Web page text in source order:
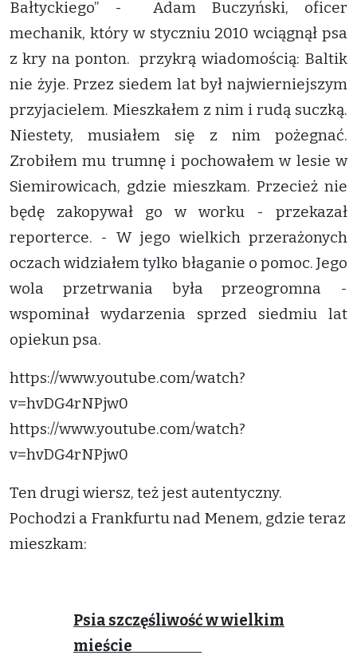
Bałtyckiego” - Adam Buczyński, oficer
mechanik, który w styczniu 2010 wciągnął psa
z kry na ponton. przykrą wiadomością: Baltik
nie żyje. Przez siedem lat był najwierniejszym
przyjacielem. Mieszkałem z nim i rudą suczką.
Niestety, musiałem się z nim pożegnać.
Zrobiłem mu trumnę i pochowałem w lesie w
Siemirowicach, gdzie mieszkam. Przecież nie
będę zakopywał go w worku - przekazał
reporterce. - W jego wielkich przerażonych
oczach widziałem tylko błaganie o pomoc. Jego
wola przetrwania była przeogromna -
wspominał wydarzenia sprzed siedmiu lat
opiekun psa.
https://www.youtube.com/watch?
v=hvDG4rNPjw0
https://www.youtube.com/watch?
v=hvDG4rNPjw0
Ten drugi wiersz, też jest autentyczny.
Pochodzi a Frankfurtu nad Menem, gdzie teraz
mieszkam:
Psia szczęśliwość w wielkim
mieście